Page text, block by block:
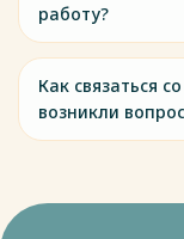
работу?
Как связаться
возникли